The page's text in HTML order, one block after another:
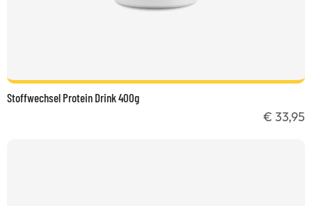
Stoffwechsel Protein Drink 400g
€ 33,95